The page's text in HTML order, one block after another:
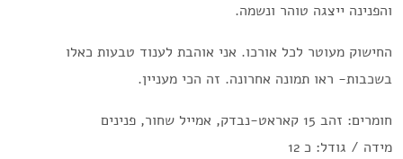
והפנינה ייצגה טוהר ונשמה.
החישוק מעוטר לכל אורכו. אני אוהבת לענוד טבעות כאלו
בשכבות- ראו תמונה אחרונה. זה הכי מעניין.
חומרים: זהב 15 קאראט-נבדק, אמייל שחור, פנינים
מידה / גודל: כ 12